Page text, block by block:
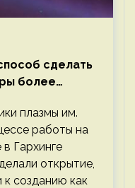
сделать
более
плазмы им.
работы на
Гархинге
открытие,
созданию как